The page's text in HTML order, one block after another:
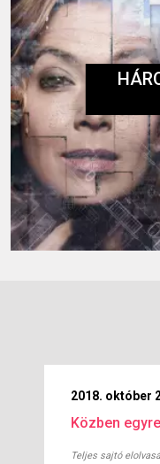
2018. október
Közben
Teljes sajtó